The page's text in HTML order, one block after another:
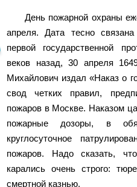
День пожарной охраны
апреля. Дата тесно
первой государственной
веков назад, 30 апреля
Михайлович издал «Наказ о
свод четких правил,
пожаров в Москве. Наказом
пожарные дозоры, в
круглосуточное
пожаров. Надо сказать,
карались очень строго:
смертной казнью.